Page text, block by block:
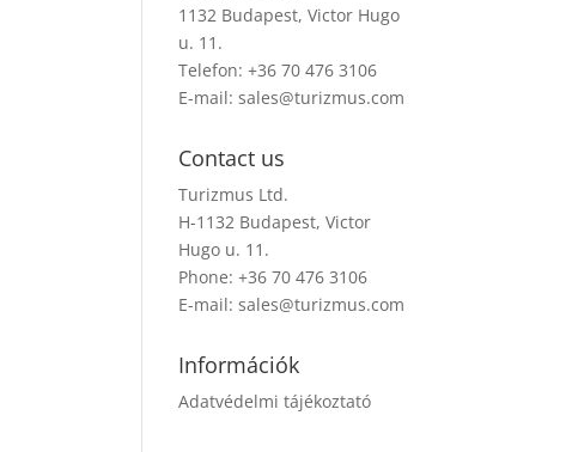
1132 Budapest, Victor Hugo
u. 11.
Telefon: +36 70 476 3106
E-mail:sales@turizmus.com
Contact us
Turizmus Ltd.
H-1132 Budapest, Victor
Hugo u. 11.
Phone: +36 70 476 3106
E-mail:sales@turizmus.com
Információk
Adatvédelmi tájékoztató